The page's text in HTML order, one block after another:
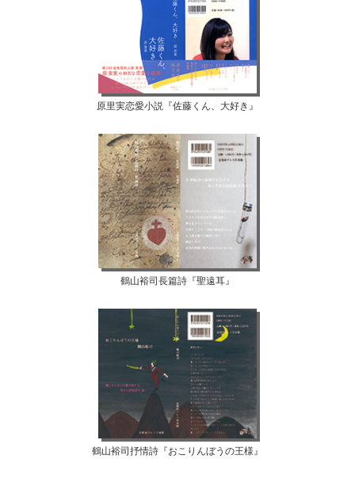
原里実恋愛小説『佐藤くん、大好き』
鶴山裕司長篇詩『聖遠耳』
鶴山裕司抒情詩『おこりんぼうの王様』